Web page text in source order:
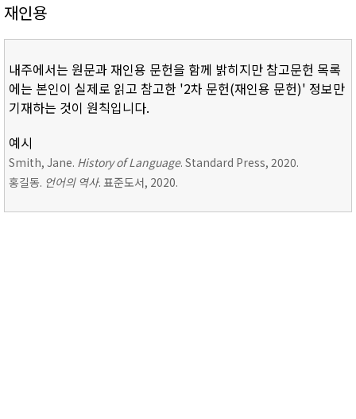
재인용
내주에서는 원문과 재인용 문헌을 함께 밝히지만 참고문헌 목록
에는 본인이 실제로 읽고 참고한 '2차 문헌(재인용 문헌)' 정보만
기재하는 것이 원칙입니다.
예시
Smith, Jane. History of Language. Standard Press, 2020.
홍길동. 언어의 역사. 표준도서, 2020.